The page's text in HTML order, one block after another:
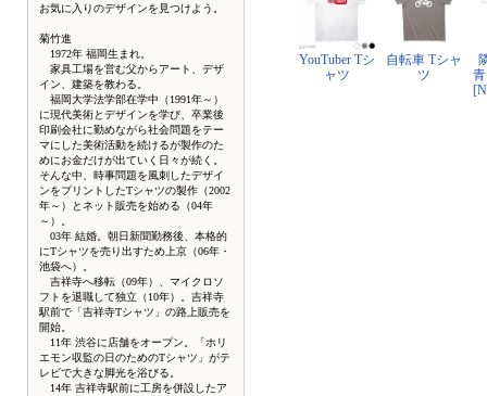
お気に入りのデザインを見つけよう。
菊竹進
1972年 福岡生まれ。
家具工場を営む父からアート、デザ
イン、建築を教わる。
福岡大学法学部在学中（1991年～）
に現代美術とデザインを学び、卒業後
印刷会社に勤めながら社会問題をテー
マにした美術活動を続けるが製作のた
めにお金だけが出ていく日々が続く。
そんな中、時事問題を風刺したデザイ
ンをプリントしたTシャツの製作（2002
年～）とネット販売を始める（04年
～）。
03年 結婚。朝日新聞勤務後、本格的
にTシャツを売り出すため上京（06年・
池袋へ）。
吉祥寺へ移転（09年）、マイクロソ
フトを退職して独立（10年）。吉祥寺
駅前で「吉祥寺Tシャツ」の路上販売を
開始。
11年 渋谷に店舗をオープン。「ホリ
エモン収監の日のためのTシャツ」がテ
レビで大きな脚光を浴びる。
14年 吉祥寺駅前に工房を併設したア
YouTuber Tシ
ャツ
自転車 Tシャ
ツ